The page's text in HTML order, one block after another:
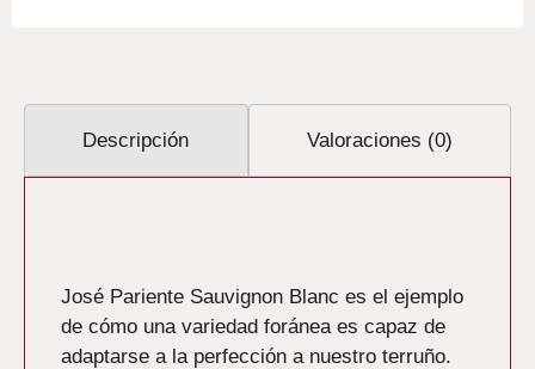
Descripción Valoraciones (0)
José Pariente Sauvignon Blanc es el ejemplo
de cómo una variedad foránea es capaz de
adaptarse a la perfección a nuestro terruño.